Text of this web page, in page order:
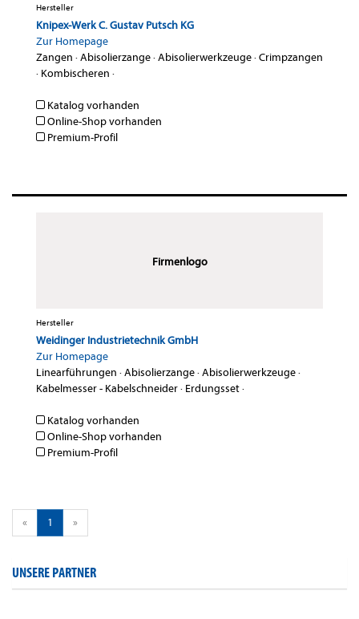
Hersteller
Knipex-Werk C. Gustav Putsch KG
Zur Homepage
Zangen ·Abisolierzange·Abisolierwerkzeuge·Crimpzangen
· Kombischeren ·
Katalog vorhanden
Online-Shop vorhanden
Premium-Profil
Firmenlogo
Hersteller
Weidinger Industrietechnik GmbH
Zur Homepage
Linearführungen ·Abisolierzange·Abisolierwerkzeuge·
Kabelmesser - Kabelschneider· Erdungsset·
Katalog vorhanden
Online-Shop vorhanden
Premium-Profil
« 1 »
UNSERE PARTNER